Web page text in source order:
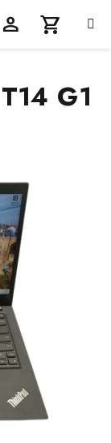
košík
G1